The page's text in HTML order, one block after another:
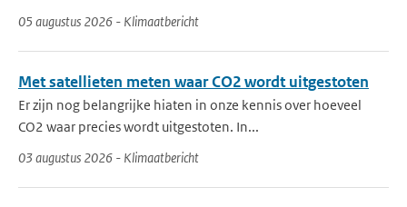
05 augustus 2026 - Klimaatbericht
Met satellieten meten waar CO2 wordt uitgestoten
Er zijn nog belangrijke hiaten in onze kennis over hoeveel
CO2 waar precies wordt uitgestoten. In...
03 augustus 2026 - Klimaatbericht